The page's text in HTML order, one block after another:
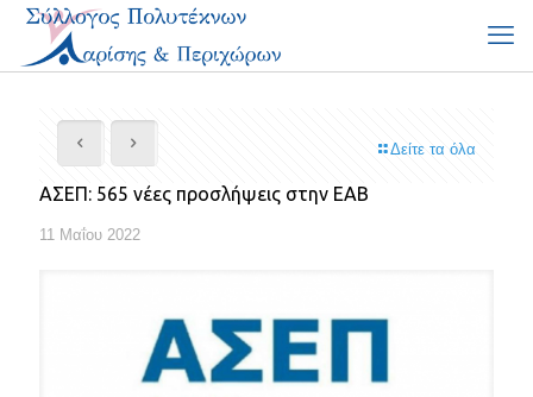
Δείτε τα όλα
ΑΣΕΠ: 565 νέες προσλήψεις στην ΕΑΒ
11 Μαΐου 2022